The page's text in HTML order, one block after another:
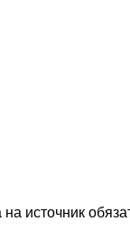
источник